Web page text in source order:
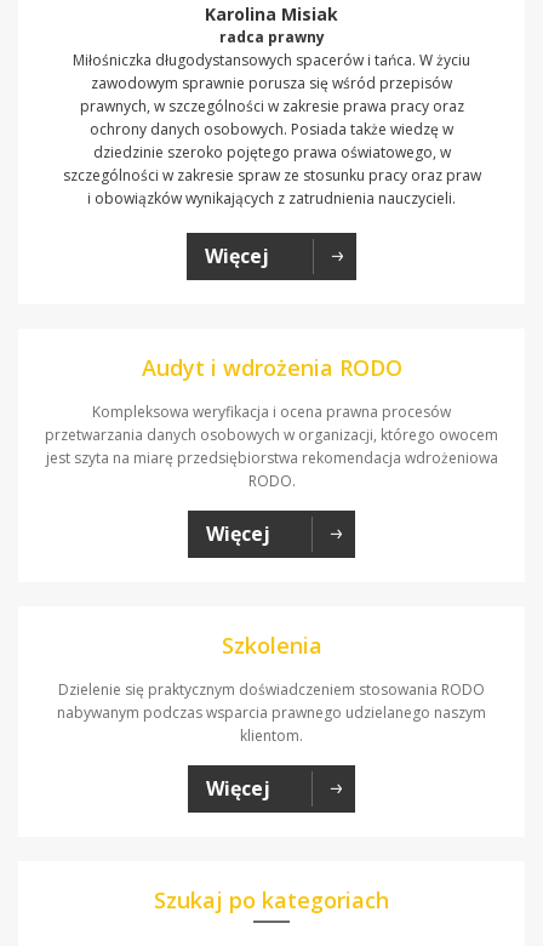
Karolina Misiak
radca prawny
Miłośniczka długodystansowych spacerów i tańca. W życiu
zawodowym sprawnie porusza się wśród przepisów
prawnych, w szczególności w zakresie prawa pracy oraz
ochrony danych osobowych. Posiada także wiedzę w
dziedzinie szeroko pojętego prawa oświatowego, w
szczególności w zakresie spraw ze stosunku pracy oraz praw
i obowiązków wynikających z zatrudnienia nauczycieli.
Więcej
Audyt i wdrożenia RODO
Kompleksowa weryfikacja i ocena prawna procesów
przetwarzania danych osobowych w organizacji, którego owocem
jest szyta na miarę przedsiębiorstwa rekomendacja wdrożeniowa
RODO.
Więcej
Szkolenia
Dzielenie się praktycznym doświadczeniem stosowania RODO
nabywanym podczas wsparcia prawnego udzielanego naszym
klientom.
Więcej
Szukaj po kategoriach